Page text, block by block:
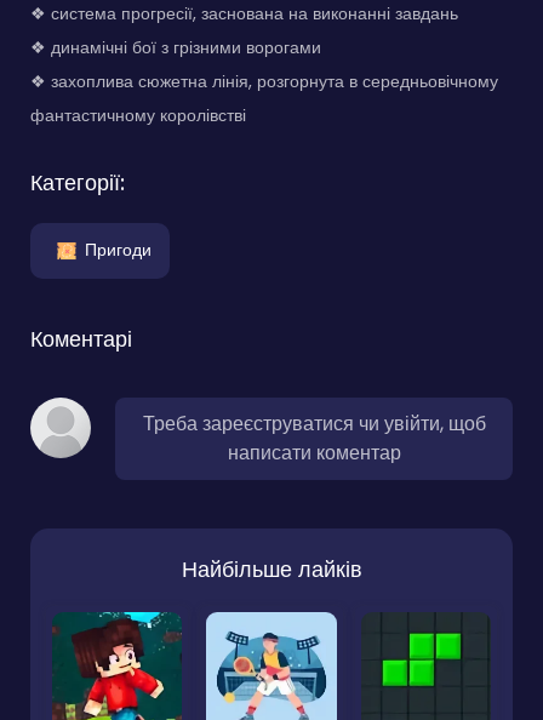
❖ система прогресії, заснована на виконанні завдань
❖ динамічні бої з грізними ворогами
❖ захоплива сюжетна лінія, розгорнута в середньовічному
фантастичному королівстві
Категорії:
Пригоди
Коментарі
Треба зареєструватися чи увійти, щоб
написати коментар
Найбільше лайків